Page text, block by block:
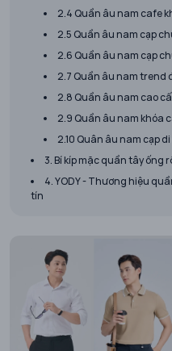
2.4 Quần âu nam cafe
2.5 Quần âu nam cạp
2.6 Quần âu nam cạp
2.7 Quần âu nam trend
2.8 Quần âu nam cao
2.9 Quần âu nam khóa
2.10 Quân âu nam cạp
3. Bí kíp mặc quần tây ống
4. YODY - Thương hiệu
tín